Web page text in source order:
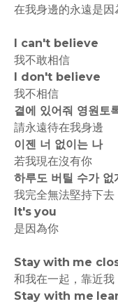
在我身邊的永遠是因
I can't believe
我不敢相信
I don't believe
我不相信
곁에 있어줘 영원토
請永遠待在我身邊
이젠 너 없이는 나
若我現在沒有你
하루도 버틸 수가 없
我完全無法堅持下去
It's you
是因為你
Stay with me
和我在一起，靠近我
Stay with me